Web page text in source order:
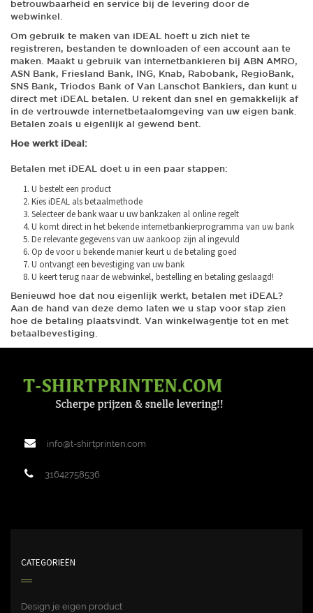
betrouwbaarheid en service bij de levering door de
webwinkel.
Om gebruik te maken van iDEAL hoeft u zich niet te
registreren, bestanden te downloaden of een account aan te
maken. Maakt u gebruik van internetbankieren bij ABN AMRO,
ASN Bank, Friesland Bank, ING, Knab, Rabobank, RegioBank,
SNS Bank, Triodos Bank of Van Lanschot Bankiers, dan kunt u
direct met iDEAL betalen. U rekent dan snel en gemakkelijk af
in de vertrouwde internetbetaalomgeving van uw eigen bank.
Betalen zoals u eigenlijk al gewend bent.
Hoe werkt iDeal:
Betalen met iDEAL doet u in een paar stappen:
U bestelt een product
Kies iDEAL als betaalmethode
Selecteer de bank waar u uw bankzaken al online regelt
U komt direct in het bekende internetbankierprogramma van uw bank
De relevante gegevens van uw aankoop zijn al ingevuld
Op de voor u bekende manier keurt u de betaling goed
U ontvangt een bevestiging van uw bank
U keert terug naar de webwinkel, bestelling en betaling geslaagd!
Benieuwd hoe dat nou eigenlijk werkt, betalen met iDEAL?
Aan de hand van deze demo laten we u stap voor stap zien
hoe de betaling plaatsvindt. Van winkelwagentje tot en met
betaalbevestiging.
info@t-shirtprinten.com
31642758536
CATEGORIEËN
Design je eigen product